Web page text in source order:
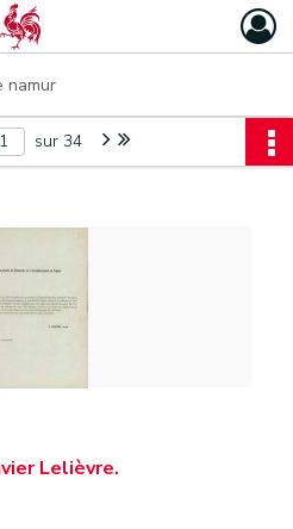
sur 34
Lelièvre.